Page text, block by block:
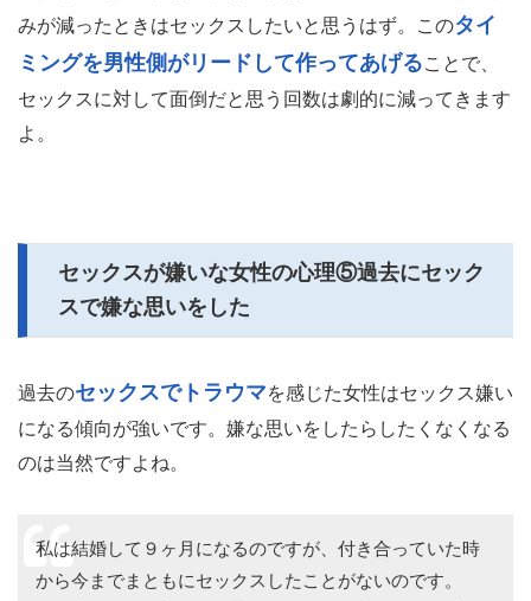
みが減ったときはセックスしたいと思うはず。このタイ
ミングを男性側がリードして作ってあげることで、
セックスに対して面倒だと思う回数は劇的に減ってきます
よ。
セックスが嫌いな女性の心理⑤過去にセック
スで嫌な思いをした
過去のセックスでトラウマを感じた女性はセックス嫌い
になる傾向が強いです。嫌な思いをしたらしたくなくなる
のは当然ですよね。
私は結婚して９ヶ月になるのですが、付き合っていた時
から今までまともにセックスしたことがないのです。